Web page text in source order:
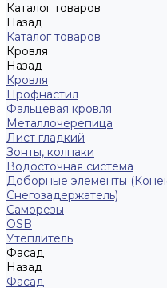
Каталог товаров
Назад
Каталог товаров
Кровля
Назад
Кровля
Профнастил
Фальцевая кровля
Металлочерепица
Лист гладкий
Зонты, колпаки
Водосточная система
Доборные элементы
Снегозадержатель)
Саморезы
ОSB
Утеплитель
Фасад
Назад
Фасад